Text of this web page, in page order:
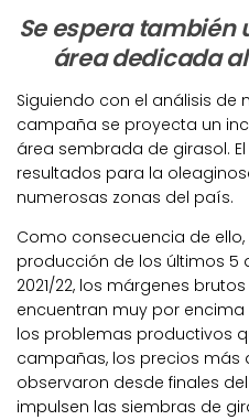
Se espera también
área dedicada
Siguiendo con el análisis de
campaña se proyecta un
área sembrada de girasol.
resultados para la
numerosas zonas del país.
Como consecuencia de
producción de los últimos 5
2021/22, los márgenes
encuentran muy por
los problemas productivos
campañas, los precios más
observaron desde finales
impulsen las siembras de